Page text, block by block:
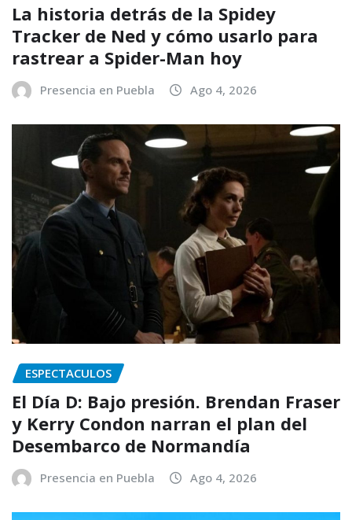
La historia detrás de la Spidey
Tracker de Ned y cómo usarlo para
rastrear a Spider-Man hoy
Presencia en Puebla Ago 4, 2026
ESPECTACULOS
El Día D: Bajo presión. Brendan Fraser
y Kerry Condon narran el plan del
Desembarco de Normandía
Presencia en Puebla Ago 4, 2026